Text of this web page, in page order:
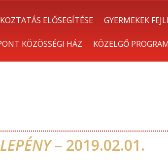
ELŐSEGÍTÉSE GYERMEKEK
KÖZÖSSÉGI HÁZ KÖZELGŐ
– 2019.02.01.